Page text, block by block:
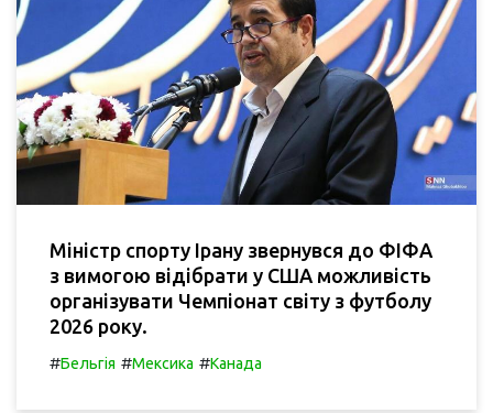
Міністр спорту Ірану звернувся до ФІФА
з вимогою відібрати у США можливість
організувати Чемпіонат світу з футболу
2026 року.
#Бельгія #Мексика #Канада